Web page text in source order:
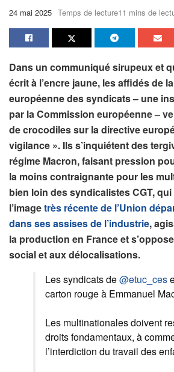
24 mai 2025 Temps de lecture11 mins de
Dans un communiqué sirupeux et
écrit à l’encre jaune, les affidés de
européenne des syndicats – une
par la Commission européenne –
de crocodiles sur la directive
vigilance ». Ils s’inquiétent des
régime Macron, faisant pression
la moins contraignante pour les
bien loin des syndicalistes CGT, qui
l’imagetrès récente de l’Union
dans ses assises de l’industrie,
la production en France et
social et aux délocalisations.
Les syndicats de@etuc_ces
carton rouge à Emmanuel
Les multinationales doivent
droits fondamentaux, à
l’interdiction du travail des